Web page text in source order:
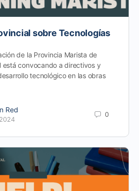
sobre Tecnologías
de la Provincia Marista de
está convocando a directivos y
tecnológico en las obras
Red
0